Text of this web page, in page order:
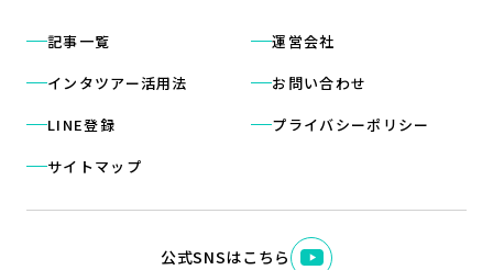
記事一覧
インタツアー活用法
LINE登録
サイトマップ
運営会社
お問い合わせ
プライバシーポリシー
公式SNSはこちら